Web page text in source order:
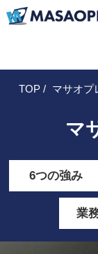
TOP マサオプ
マ
6つの強み
業